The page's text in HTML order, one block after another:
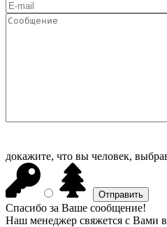
докажите, что вы человек,
Спасибо за Ваше сообщение!
Наш менеджер свяжется с Вами